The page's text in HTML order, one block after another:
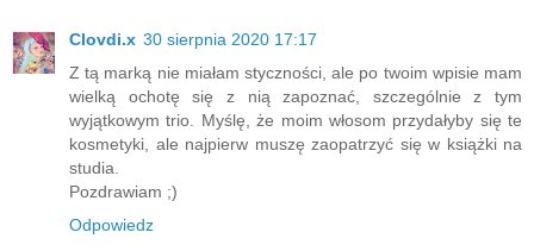
Clovdi.x 30 sierpnia 2020 17:17
Z tą marką nie miałam styczności, ale po twoim wpisie mam
wielką ochotę się z nią zapoznać, szczególnie z tym
wyjątkowym trio. Myślę, że moim włosom przydałyby się te
kosmetyki, ale najpierw muszę zaopatrzyć się w książki na
studia.
Pozdrawiam ;)
Odpowiedz